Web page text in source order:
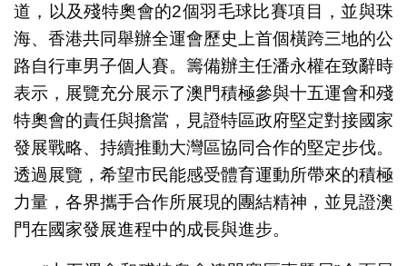
道，以及殘特奧會的2個羽毛球比賽項目，並與珠
海、香港共同舉辦全運會歷史上首個橫跨三地的公
路自行車男子個人賽。籌備辦主任潘永權在致辭時
表示，展覽充分展示了澳門積極參與十五運會和殘
特奧會的責任與擔當，見證特區政府堅定對接國家
發展戰略、持續推動大灣區協同合作的堅定步伐。
透過展覽，希望市民能感受體育運動所帶來的積極
力量，各界攜手合作所展現的團結精神，並見證澳
門在國家發展進程中的成長與進步。